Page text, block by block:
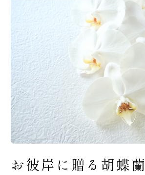
お彼岸に贈る胡蝶蘭